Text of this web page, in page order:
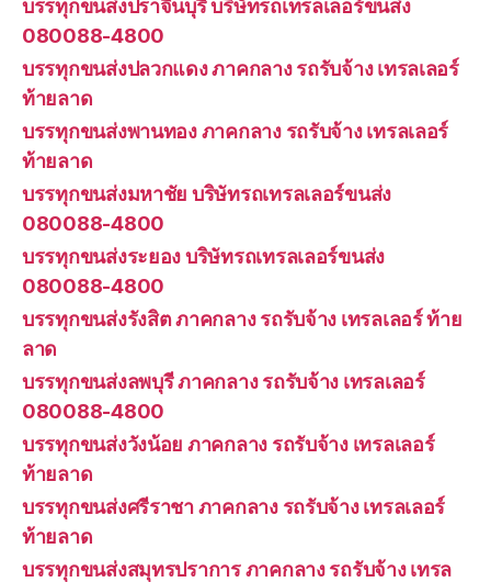
บรรทุกขนส่งปราจีนบุรี บริษัทรถเทรลเลอร์ขนส่ง
080088-4800
บรรทุกขนส่งปลวกแดง ภาคกลาง รถรับจ้าง เทรลเลอร์
ท้ายลาด
บรรทุกขนส่งพานทอง ภาคกลาง รถรับจ้าง เทรลเลอร์
ท้ายลาด
บรรทุกขนส่งมหาชัย บริษัทรถเทรลเลอร์ขนส่ง
080088-4800
บรรทุกขนส่งระยอง บริษัทรถเทรลเลอร์ขนส่ง
080088-4800
บรรทุกขนส่งรังสิต ภาคกลาง รถรับจ้าง เทรลเลอร์ ท้าย
ลาด
บรรทุกขนส่งลพบุรี ภาคกลาง รถรับจ้าง เทรลเลอร์
080088-4800
บรรทุกขนส่งวังน้อย ภาคกลาง รถรับจ้าง เทรลเลอร์
ท้ายลาด
บรรทุกขนส่งศรีราชา ภาคกลาง รถรับจ้าง เทรลเลอร์
ท้ายลาด
บรรทุกขนส่งสมุทรปราการ ภาคกลาง รถรับจ้าง เทรล